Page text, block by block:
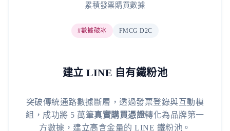
累積發票購買數據
#數據破冰 FMCG D2C
建立 LINE 自有鐵粉池
突破傳統通路數據斷層，透過發票登錄與互動模
組，成功將 5 萬筆真實購買憑證轉化為品牌第一
方數據，建立高含金量的 LINE 鐵粉池。